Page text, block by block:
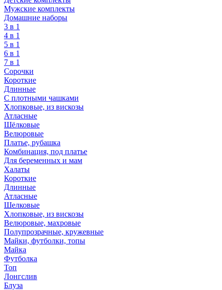
Мужские комплекты
Домашние наборы
3 в 1
4 в 1
5 в 1
6 в 1
7 в 1
Сорочки
Короткие
Длинные
С плотными чашками
Хлопковые, из вискозы
Атласные
Шёлковые
Велюровые
Платье, рубашка
Комбинация, под платье
Для беременных и мам
Халаты
Короткие
Длинные
Атласные
Шелковые
Хлопковые, из вискозы
Велюровые, махровые
Полупрозрачные, кружевные
Майки, футболки, топы
Майка
Футболка
Топ
Лонгслив
Блуза